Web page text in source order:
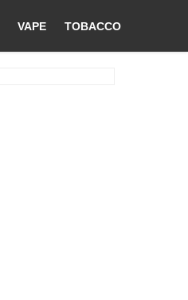
VAPE TOBACCO